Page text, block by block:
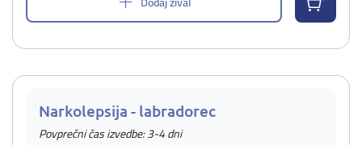
Narkolepsija - labradorec
Povprečni čas izvedbe: 3-4 dni